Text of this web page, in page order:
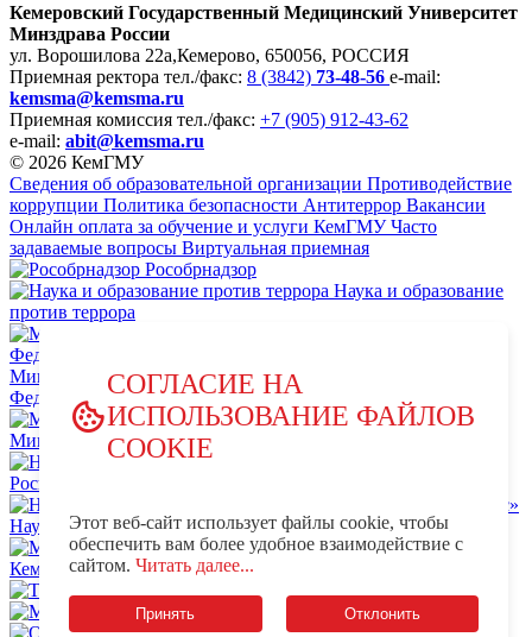
Кемеровский Государственный Медицинский Университет
Минздрава России
ул. Ворошилова 22а,Кемерово, 650056, РОССИЯ
Приемная ректора тел./факс: 8 (3842) 73-48-56 e-mail:
kemsma@kemsma.ru
Приемная комиссия тел./факс: +7 (905) 912-43-62
e-mail: abit@kemsma.ru
© 2026 КемГМУ
Сведения об образовательной организации Противодействие
коррупции Политика безопасности Антитеррор Вакансии
Онлайн оплата за обучение и услуги КемГМУ Часто
задаваемые вопросы Виртуальная приемная
Рособрнадзор
Наука и образование
против террора
Министерство науки и высшего образования Российской
Федерации
Министерство просвещения Российской Федерации
НЦПТИ.РФ
Роспотребнадзор
Научно-образовательный центр мирового уровня «Кузбасс»
MAX - КемГМУ
VK -
КемГМУ
OK - КемГМУ
Минздрав России
OK - Минздрав России
СОГЛАСИЕ НА
ИСПОЛЬЗОВАНИЕ ФАЙЛОВ
COOKIE
Этот веб-сайт использует файлы cookie, чтобы
обеспечить вам более удобное взаимодействие с
сайтом. Читать далее...
Принять Отклонить